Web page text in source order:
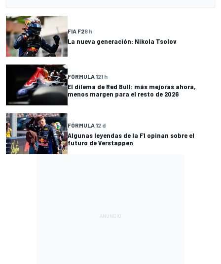
FIA F28 h
La nueva generación: Nikola Tsolov
FÓRMULA 121 h
El dilema de Red Bull: más mejoras ahora,
menos margen para el resto de 2026
FÓRMULA 12 d
Algunas leyendas de la F1 opinan sobre el
futuro de Verstappen